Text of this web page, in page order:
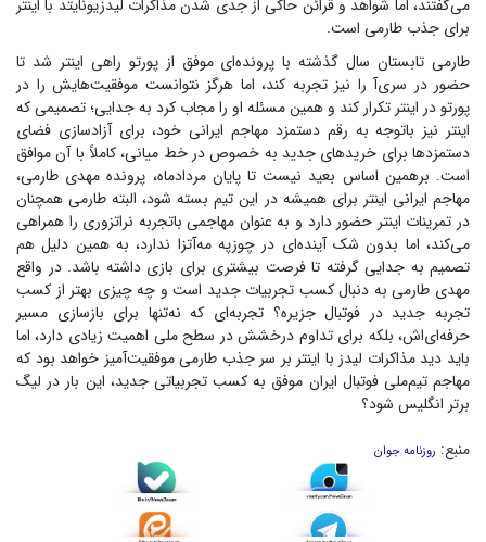
می‌گفتند، اما شواهد و قرائن حاکی از جدی شدن مذاکرات لیدزیونایتد با اینتر
برای جذب طارمی است.
طارمی تابستان سال گذشته با پرونده‌ای موفق از پورتو راهی اینتر شد تا
حضور در سری‌آ را نیز تجربه کند، اما هرگز نتوانست موفقیت‌هایش را در
پورتو در اینتر تکرار کند و همین مسئله او را مجاب کرد به جدایی؛ تصمیمی که
اینتر نیز باتوجه به رقم دستمزد مهاجم ایرانی خود، برای آزادسازی فضای
دستمزد‌ها برای خرید‌های جدید به خصوص در خط میانی، کاملاً با آن موافق
است. برهمین اساس بعید نیست تا پایان مردادماه، پرونده مهدی طارمی،
مهاجم ایرانی اینتر برای همیشه در این تیم بسته شود، البته طارمی همچنان
در تمرینات اینتر حضور دارد و به عنوان مهاجمی باتجربه نراتزوری را همراهی
می‌کند، اما بدون شک آینده‌ای در چوزپه مه‌آتزا ندارد، به همین دلیل هم
تصمیم به جدایی گرفته تا فرصت بیشتری برای بازی داشته باشد. در واقع
مهدی طارمی به دنبال کسب تجربیات جدید است و چه چیزی بهتر از کسب
تجربه جدید در فوتبال جزیره؟ تجربه‌ای که نه‌تنها برای بازسازی مسیر
حرفه‌ای‌اش، بلکه برای تداوم درخشش در سطح ملی اهمیت زیادی دارد، اما
باید دید مذاکرات لیدز با اینتر بر سر جذب طارمی موفقیت‌آمیز خواهد بود که
مهاجم تیم‌ملی فوتبال ایران موفق به کسب تجربیاتی جدید، این بار در لیگ
برتر انگلیس شود؟
منبع: روزنامه جوان